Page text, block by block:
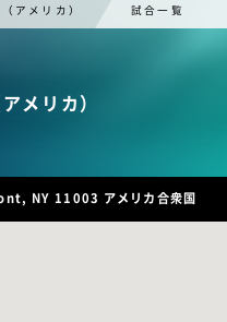
アメリカ） 試合一覧
メリカ）
NY 11003 アメリカ合衆国